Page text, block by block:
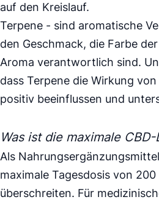
auf den Kreislauf.
Terpene - sind aromatische
den Geschmack, die Farbe
Aroma verantwortlich sind.
dass Terpene die Wirkung
positiv beeinflussen und
Was ist die maximale CBD-
Als
maximale Tagesdosis von
überschreiten. Für